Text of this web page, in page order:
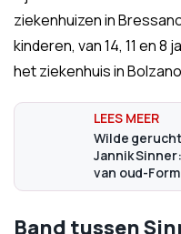
ziekenhuizen in
kinderen, van 14, 11 en
het ziekenhuis in
Wilde
Jannik
van oud-
Band tussen